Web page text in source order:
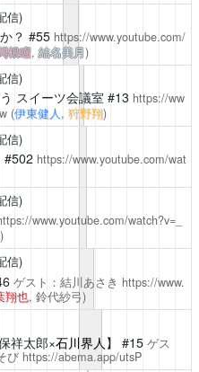
信)
？ #55 https://www.youtube.com/
根瞳,結名美月)
信)
スイーツ会議室 #13 https://ww
(伊東健人, 狩野翔)
信)
#502 https://www.youtube.com/wat
信)
www.youtube.com/watch?v=_
)
信)
ゲスト：結川あさき https://www.
翔也, 鈴代紗弓)
祥太郎×石川界人 】 #15 ゲス
び https://abema.app/utsP